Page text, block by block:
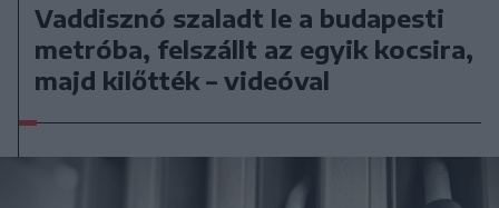
Vaddisznó szaladt le a budapesti
metróba, felszállt az egyik kocsira,
majd kilőtték – videóval